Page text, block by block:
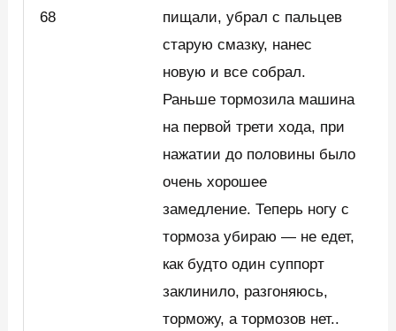
68
пищали, убрал с пальцев
старую смазку, нанес
новую и все собрал.
Раньше тормозила машина
на первой трети хода, при
нажатии до половины было
очень хорошее
замедление. Теперь ногу с
тормоза убираю — не едет,
как будто один суппорт
заклинило, разгоняюсь,
торможу, а тормозов нет..